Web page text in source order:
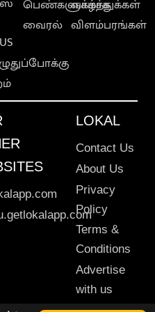
பெண்களுக்காக
வைரல்
வாழ்த்துக்கள்
விளம்பரங்கள்
LOKAL
Contact Us
About Us
Privacy
Policy
Terms &
Conditions
Advertise
with us